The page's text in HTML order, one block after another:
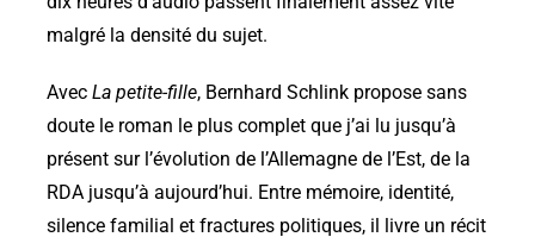
malgré la densité du sujet.
Avec La petite-fille, Bernhard Schlink propose sans
doute le roman le plus complet que j’ai lu jusqu’à
présent sur l’évolution de l’Allemagne de l’Est, de la
RDA jusqu’à aujourd’hui. Entre mémoire, identité,
silence familial et fractures politiques, il livre un récit